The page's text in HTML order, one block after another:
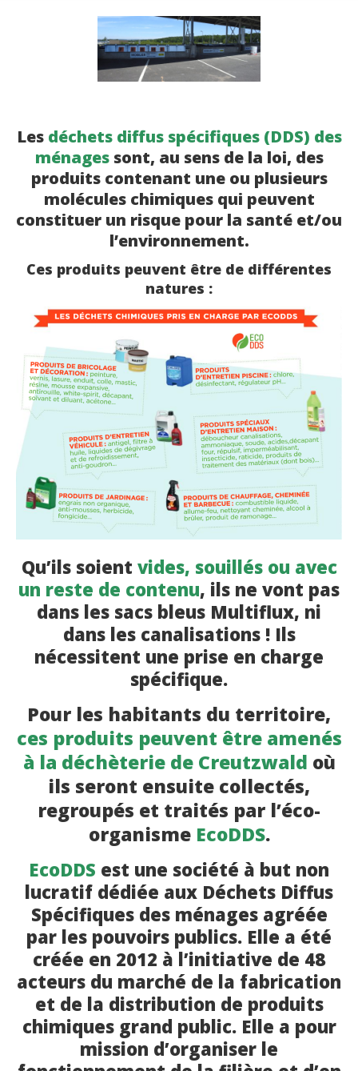
Lesdéchets diffus spécifiques (DDS) des
ménagessont, au sens de la loi, des
produits contenant une ou plusieurs
molécules chimiques qui peuvent
constituer un risque pour la santé et/ou
l’environnement.
Ces produits peuvent être de différentes
natures :
Qu’ils soient vides, souillés ou avec
un reste de contenu, ils ne vont pas
dans les sacs bleus Multiflux, ni
dans les canalisations ! Ils
nécessitent une prise en charge
spécifique.
Pour les habitants du territoire,
ces produits peuvent êtreamenés
à la déchèterie de Creutzwald où
ils seront ensuite collectés,
regroupés et traités par l’éco-
organisme EcoDDS.
EcoDDS est une société à but non
lucratif dédiée aux Déchets Diffus
Spécifiques des ménages agréée
par les pouvoirs publics. Elle a été
créée en 2012 à l’initiative de 48
acteurs du marché de la fabrication
et de la distribution de produits
chimiques grand public. Elle a pour
mission d’organiser le